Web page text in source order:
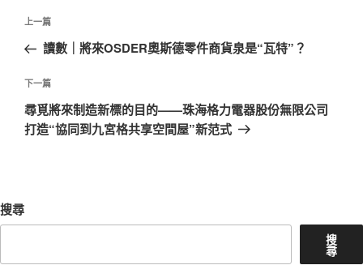
文
導
覽
上
一
文
章
上一篇
讀數｜將來OSDER奧斯德零件商貨泉是“瓦特”？
下
一
篇
下一篇
尋覓將來制造新標的目的——珠海格力電器股份無限公司
打造“協同到九宮格共享空間屋”新范式
搜尋
搜
尋